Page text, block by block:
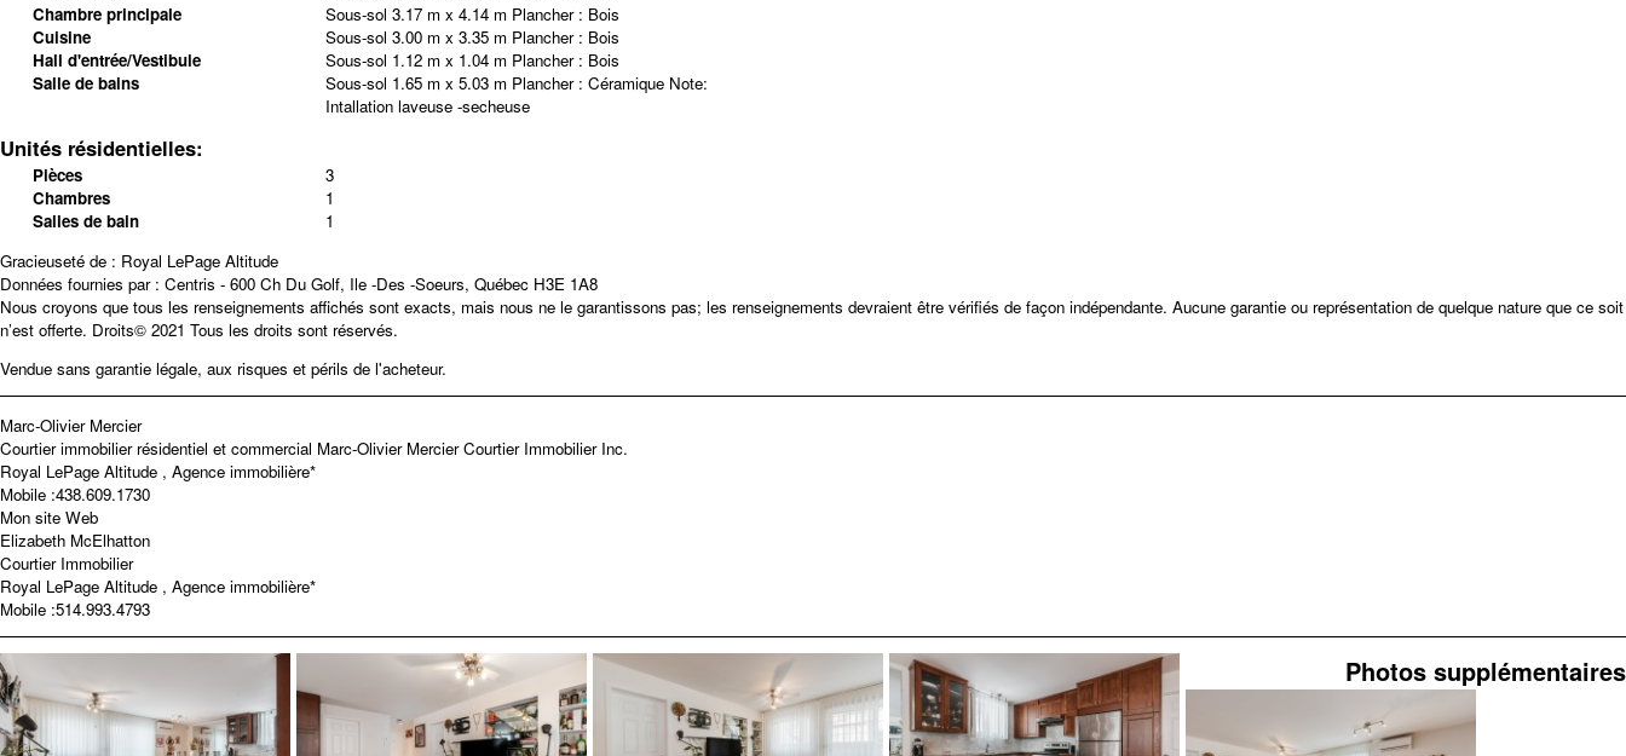
Chambre principale
Sous-sol 3.17 m x 4.14 m Plancher : Bois
Cuisine
Sous-sol 3.00 m x 3.35 m Plancher : Bois
Hall d'entrée/Vestibule
Sous-sol 1.12 m x 1.04 m Plancher : Bois
Salle de bains
Sous-sol 1.65 m x 5.03 m Plancher : Céramique Note:
Intallation laveuse -secheuse
Unités résidentielles:
Pièces
3
Chambres
1
Salles de bain
1
Gracieuseté de : Royal LePage Altitude
Données fournies par : Centris - 600 Ch Du Golf, Ile -Des -Soeurs, Québec H3E 1A8
Nous croyons que tous les renseignements affichés sont exacts, mais nous ne le garantissons pas; les renseignements devraient être vérifiés de façon indépendante. Aucune garantie ou représentation de quelque nature que ce soit
n’est offerte. Droits© 2021 Tous les droits sont réservés.
Vendue sans garantie légale, aux risques et périls de l'acheteur.
Marc-Olivier Mercier
Courtier immobilier résidentiel et commercial Marc-Olivier Mercier Courtier Immobilier Inc.
Royal LePage Altitude , Agence immobilière*
Mobile :438.609.1730
Mon site Web
Elizabeth McElhatton
Courtier Immobilier
Royal LePage Altitude , Agence immobilière*
Mobile :514.993.4793
Photos supplémentaires